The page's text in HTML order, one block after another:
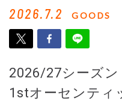
2026.7.2 GOODS
2026/27シーズ
1stオーセンティ